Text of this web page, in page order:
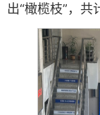
出“橄榄枝”，共